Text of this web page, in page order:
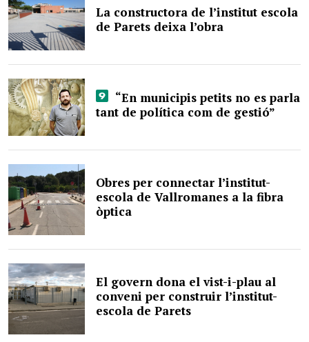
La constructora de l’institut escola
de Parets deixa l’obra
“En municipis petits no es parla
tant de política com de gestió”
Obres per connectar l’institut-
escola de Vallromanes a la fibra
òptica
El govern dona el vist-i-plau al
conveni per construir l’institut-
escola de Parets